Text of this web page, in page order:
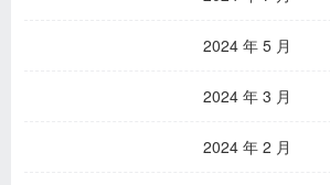
2024 年 5 月
2024 年 3 月
2024 年 2 月